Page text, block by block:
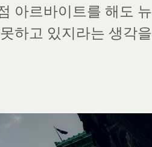
아르바이트를 해도 뉴
하고 있지라는 생각을